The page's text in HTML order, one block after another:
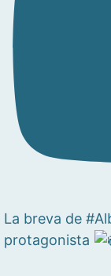
La breva de
protagonista